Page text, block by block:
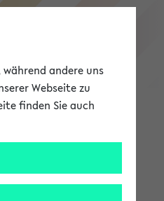
andere uns
Webseite zu
finden Sie auch